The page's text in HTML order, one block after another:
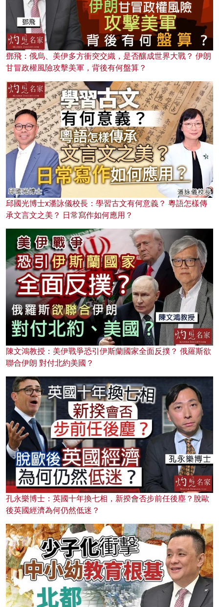
鄧飛：俄烏、美伊多方衝突交織，是否釀成世界大戰？ 伊朗
甘冒政權風險攻擊美軍，背後有何盤算？
邱國光博士x潘詠儀校長：學習古文有何意義？ 粵語怎樣傳
承文言文之美？ 日常寫作如何應用？
陳文鴻教授：美伊戰爭恐引伊斯蘭國家全面反撲？ 俄羅斯欲
聯合伊朗 對付北約美國？
孔永樂博士：英國十年換七相，新揆會否步前任後塵？脫歐
後英國經濟為何仍然低迷？